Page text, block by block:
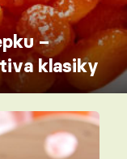
–
klasiky